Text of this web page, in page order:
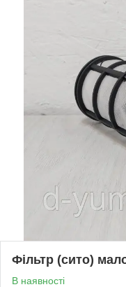
Фільтр (сито)
В наявності